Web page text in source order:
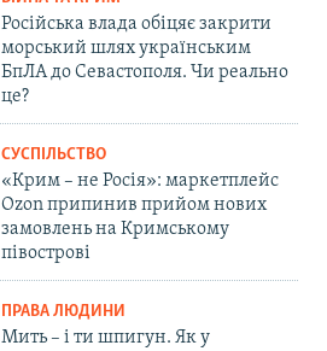
Російська влада обіцяє закрити
морський шлях українським
БпЛА до Севастополя. Чи реально
це?
СУСПІЛЬСТВО
«Крим – не Росія»: маркетплейс
Ozon припинив прийом нових
замовлень на Кримському
півострові
ПРАВА ЛЮДИНИ
Мить – і ти шпигун. Як у